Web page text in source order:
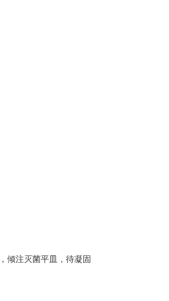
倾注灭菌平皿，待凝固